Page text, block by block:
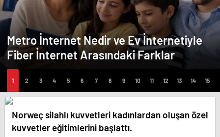
Metro İnternet Nedir ve Ev İnternetiyle
Fiber İnternet Arasındaki Farklar
Norweç silahlı kuvvetleri kadınlardan oluşan özel
kuvvetler eğitimlerini başlattı.